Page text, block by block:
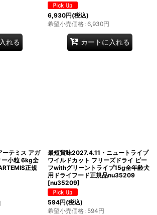
れる
6,930円(税込)
希望小売価格: 6,930円
カートに入れる
テミス アガ
ー小粒 6kg全
正規
最短賞味2027.4.11・ニュートライプ
ワイルドカット フリーズドライ ビー
フwithグリーントライプ15g全年齢犬
用ドライフード正規品nu35209
[nu35209]
594円(税込)
希望小売価格: 594円